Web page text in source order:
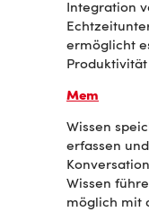
Integration
ermöglicht
Mem
Wissen
erfassen
Wissen
möglich mit